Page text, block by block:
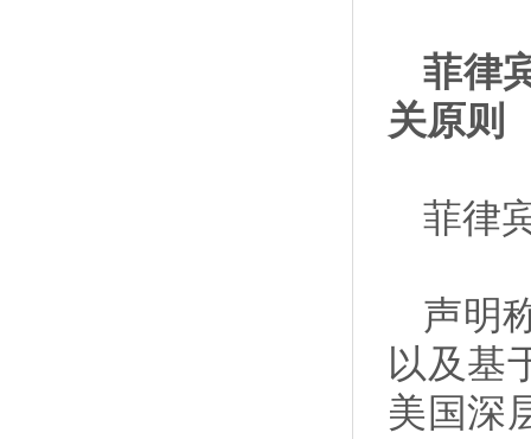
菲律
关原则
菲律
声明
以及基
美国深